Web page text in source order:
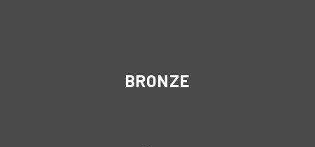
BRONZE